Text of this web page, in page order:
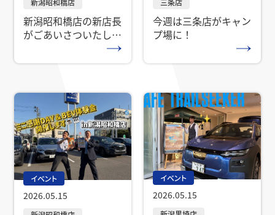
新潟昭和橋店の新店長
がごあいさついたしま
今週は三条店がキャン
プ場に！
イベント
2026.05.15
イベント
2026.05.15